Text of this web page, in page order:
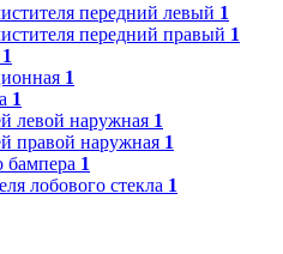
передний левый 1
передний правый 1
1
1
1
левой наружная 1
правой наружная 1
бампера 1
лобового стекла 1